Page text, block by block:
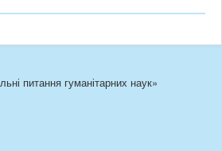
питання гуманітарних наук»